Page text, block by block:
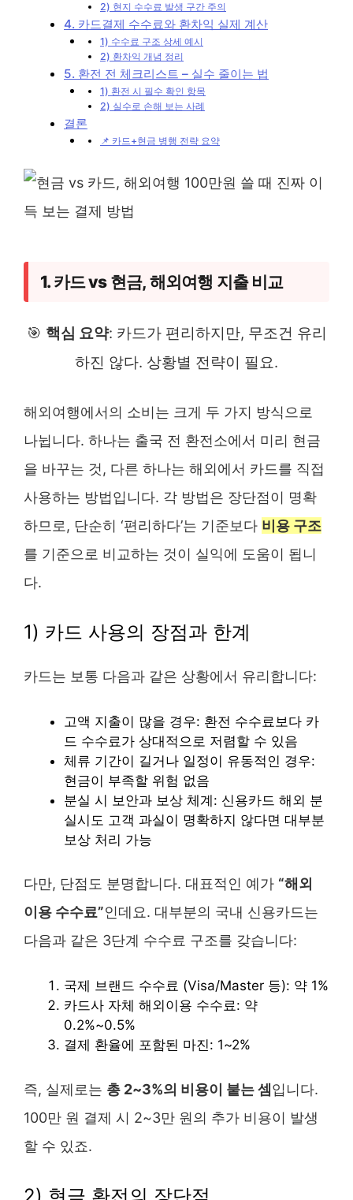
2) 현지 수수료 발생 구간 주의
4. 카드결제 수수료와 환차익 실제 계산
1) 수수료 구조 상세 예시
2) 환차익 개념 정리
5. 환전 전 체크리스트 – 실수 줄이는 법
1) 환전 시 필수 확인 항목
2) 실수로 손해 보는 사례
결론
📌 카드+현금 병행 전략 요약
1. 카드 vs 현금, 해외여행 지출 비교
🎯 핵심 요약: 카드가 편리하지만, 무조건 유리
하진 않다. 상황별 전략이 필요.
해외여행에서의 소비는 크게 두 가지 방식으로
나뉩니다. 하나는 출국 전 환전소에서 미리 현금
을 바꾸는 것, 다른 하나는 해외에서 카드를 직접
사용하는 방법입니다. 각 방법은 장단점이 명확
하므로, 단순히 ‘편리하다’는 기준보다 비용 구조
를 기준으로 비교하는 것이 실익에 도움이 됩니
다.
1) 카드 사용의 장점과 한계
카드는 보통 다음과 같은 상황에서 유리합니다:
고액 지출이 많을 경우: 환전 수수료보다 카
드 수수료가 상대적으로 저렴할 수 있음
체류 기간이 길거나 일정이 유동적인 경우:
현금이 부족할 위험 없음
분실 시 보안과 보상 체계: 신용카드 해외 분
실시도 고객 과실이 명확하지 않다면 대부분
보상 처리 가능
다만, 단점도 분명합니다. 대표적인 예가 “해외
이용 수수료”인데요. 대부분의 국내 신용카드는
다음과 같은 3단계 수수료 구조를 갖습니다:
국제 브랜드 수수료 (Visa/Master 등): 약 1%
카드사 자체 해외이용 수수료: 약
0.2%~0.5%
결제 환율에 포함된 마진: 1~2%
즉, 실제로는 총 2~3%의 비용이 붙는 셈 입니다.
100만 원 결제 시 2~3만 원의 추가 비용이 발생
할 수 있죠.